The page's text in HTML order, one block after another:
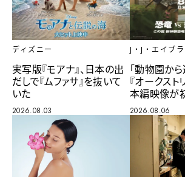
ディズニー
実写版『モアナ』、日本の出
だしで『ムファサ』を抜いて
いた
2026.08.03
J・J・エイブ
「動物園から
『オークスト
本編映像が
2026.08.06